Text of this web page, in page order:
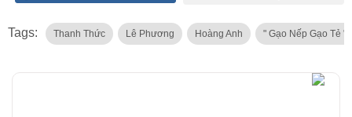
Tags: Thanh Thức Lê Phương Hoàng Anh " Gạo Nếp Gạo Tẻ "